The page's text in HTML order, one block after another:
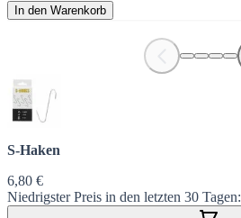
In den Warenkorb
S-Haken
6,80 €
Niedrigster Preis in den letzten 30 Tagen: